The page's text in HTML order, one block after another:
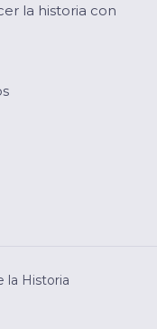
la historia con
la Historia